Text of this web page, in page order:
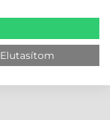
Elutasítom